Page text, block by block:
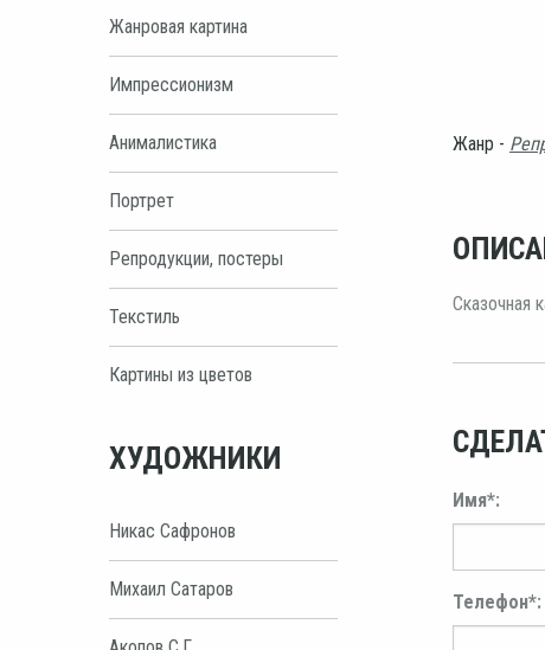
Жанровая картина
Импрессионизм
Анималистика
Портрет
Репродукции, постеры
Текстиль
Картины из цветов
ХУДОЖНИКИ
Никас Сафронов
Михаил Сатаров
Жанр -
Сказочная
Имя*:
Телефон*: